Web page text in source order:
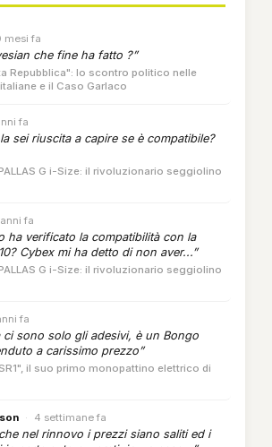
mesi fa
che fine ha fatto ?”
Repubblica": lo scontro politico nelle
e il Caso Garlaco
fa
sei riuscita a capire se è compatibile?
G i-Size: il rivoluzionario seggiolino
fa
ha verificato la compatibilità con la
Cybex mi ha detto di non aver...”
G i-Size: il rivoluzionario seggiolino
fa
ci sono solo gli adesivi, è un Bongo
a carissimo prezzo”
il suo primo monopattino elettrico di
· 4 settimane fa
nel rinnovo i prezzi siano saliti ed i